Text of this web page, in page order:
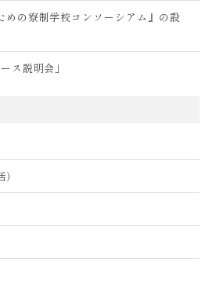
めの寮制学校コンソーシアム』の設
ス説明会」